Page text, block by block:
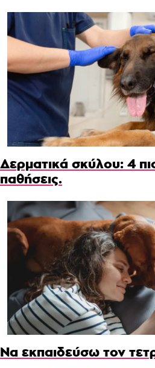
Δερματικά σκύλου: 4
παθήσεις.
Να εκπαιδεύσω τον